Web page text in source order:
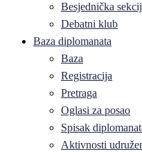
Besjednička
Debatni klub
Baza diplomanata
Baza
Registracija
Pretraga
Oglasi za posao
Spisak
Aktivnosti